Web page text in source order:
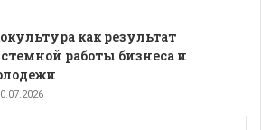
как результат
работы бизнеса и